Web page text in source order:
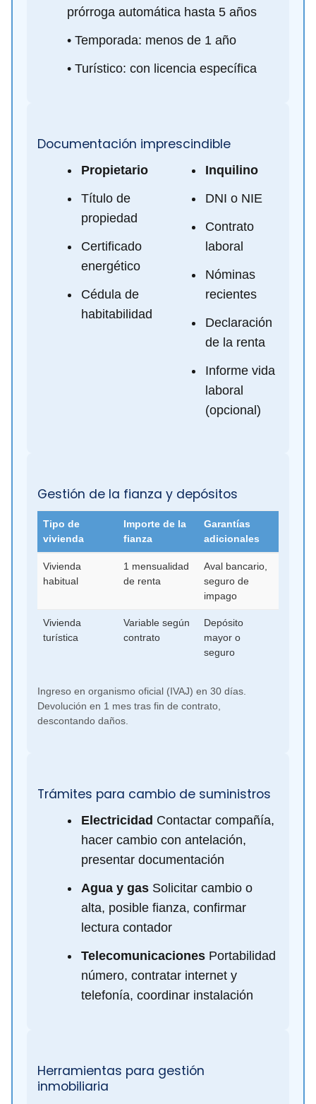
prórroga automática hasta 5 años
• Temporada: menos de 1 año
• Turístico: con licencia específica
Documentación imprescindible
Propietario
Título de
propiedad
Certificado
energético
Cédula de
habitabilidad
Inquilino
DNI o NIE
Contrato
laboral
Nóminas
recientes
Declaración
de la renta
Informe vida
laboral
(opcional)
Gestión de la fianza y depósitos
Tipo de
vivienda
Importe de la
fianza
Garantías
adicionales
Vivienda
habitual
1 mensualidad
de renta
Aval bancario,
seguro de
impago
Vivienda
turística
Variable según
contrato
Depósito
mayor o
seguro
Ingreso en organismo oficial (IVAJ) en 30 días.
Devolución en 1 mes tras fin de contrato,
descontando daños.
Trámites para cambio de suministros
Electricidad Contactar compañía,
hacer cambio con antelación,
presentar documentación
Agua y gas Solicitar cambio o
alta, posible fianza, confirmar
lectura contador
Telecomunicaciones Portabilidad
número, contratar internet y
telefonía, coordinar instalación
Herramientas para gestión
inmobiliaria